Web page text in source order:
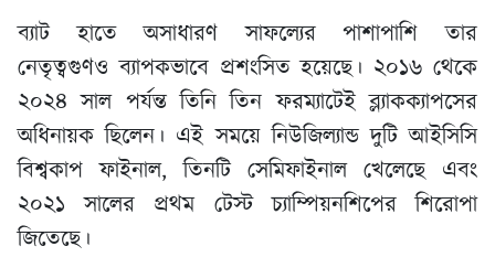
ব্যাট হাতে অসাধারণ সাফল্যের পাশাপাশি তার
নেতৃত্বগুণও ব্যাপকভাবে প্রশংসিত হয়েছে। ২০১৬ থেকে
২০২৪ সাল পর্যন্ত তিনি তিন ফরম্যাটেই ব্ল্যাকক্যাপসের
অধিনায়ক ছিলেন। এই সময়ে নিউজিল্যান্ড দুটি আইসিসি
বিশ্বকাপ ফাইনাল, তিনটি সেমিফাইনাল খেলেছে এবং
২০২১ সালের প্রথম টেস্ট চ্যাম্পিয়নশিপের শিরোপা
জিতেছে।